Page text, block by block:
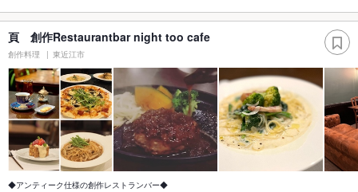
頁 創作Restaurantbar night too cafe
創作料理 東近江市
◆アンティーク仕様の創作レストランバー◆